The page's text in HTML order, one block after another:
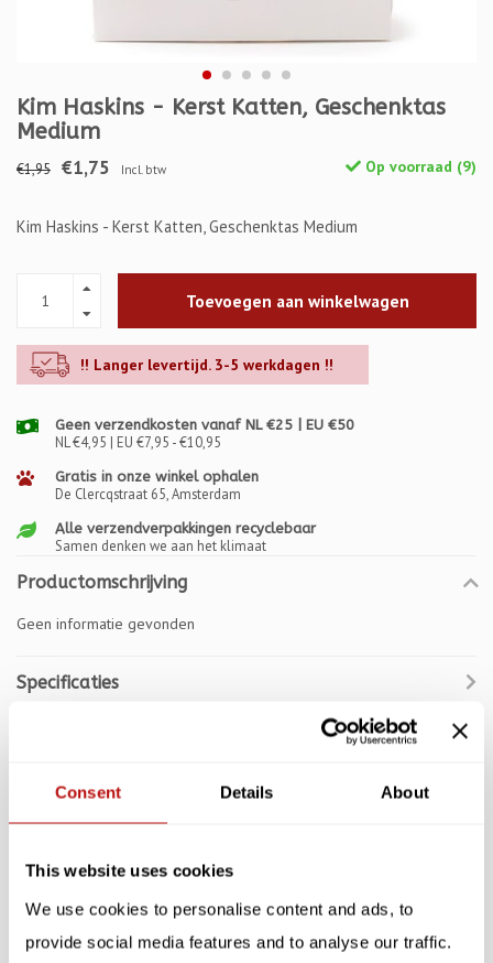
Consent Details About
This website uses cookies
We use cookies to personalise content and ads, to
provide social media features and to analyse our traffic.
Kim Haskins - Kerst Katten, Geschenktas
Medium
€1,95 €1,75 Incl. btw Op voorraad (9)
Kim Haskins - Kerst Katten, Geschenktas Medium
Toevoegen aan winkelwagen
!! Langer levertijd. 3-5 werkdagen !!
Geen verzendkosten vanaf NL €25 | EU €50
NL €4,95 | EU €7,95 - €10,95
Gratis in onze winkel ophalen
De Clercqstraat 65, Amsterdam
Alle verzendverpakkingen recyclebaar
Samen denken we aan het klimaat
Productomschrijving
Geen informatie gevonden
Specificaties
Gerelateerde producten